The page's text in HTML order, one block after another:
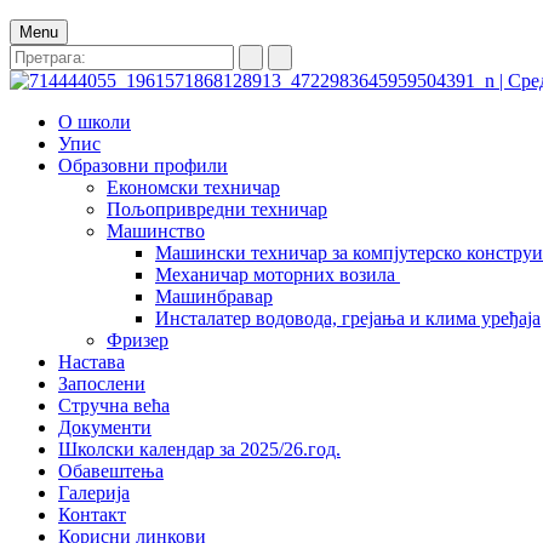
Menu
О школи
Упис
Образовни профили
Економски техничар
Пољопривредни техничар
Машинство
Машински техничар за компјутерско
Механичар моторних возила
Машинбравар
Инсталатер водовода, грејања и клима уређаја
Фризер
Настава
Запослени
Стручна већа
Документи
Школски календар за 2025/26.год.
Обавештења
Галерија
Контакт
Корисни линкови